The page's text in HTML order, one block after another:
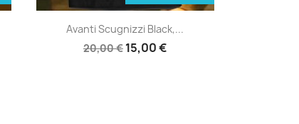
Anteprima
Avanti Scugnizzi Black,...
20,00 € 15,00 €